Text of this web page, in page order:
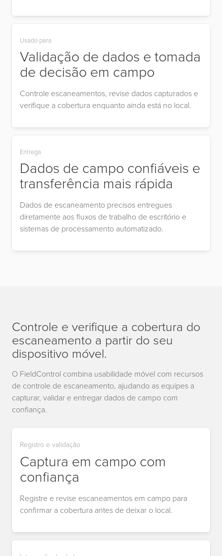
Usado para
Validação de dados e tomada
de decisão em campo
Controle escaneamentos, revise dados capturados e
verifique a cobertura enquanto ainda está no local.
Entrega
Dados de campo confiáveis e
transferência mais rápida
Dados de escaneamento precisos entregues
diretamente aos fluxos de trabalho de escritório e
sistemas de processamento automatizado.
Controle e verifique a cobertura do
escaneamento a partir do seu
dispositivo móvel.
O FieldControl combina usabilidade móvel com recursos
de controle de escaneamento, ajudando as equipes a
capturar, validar e entregar dados de campo com
confiança.
Registro e validação
Captura em campo com
confiança
Registre e revise escaneamentos em campo para
confirmar a cobertura antes de deixar o local.